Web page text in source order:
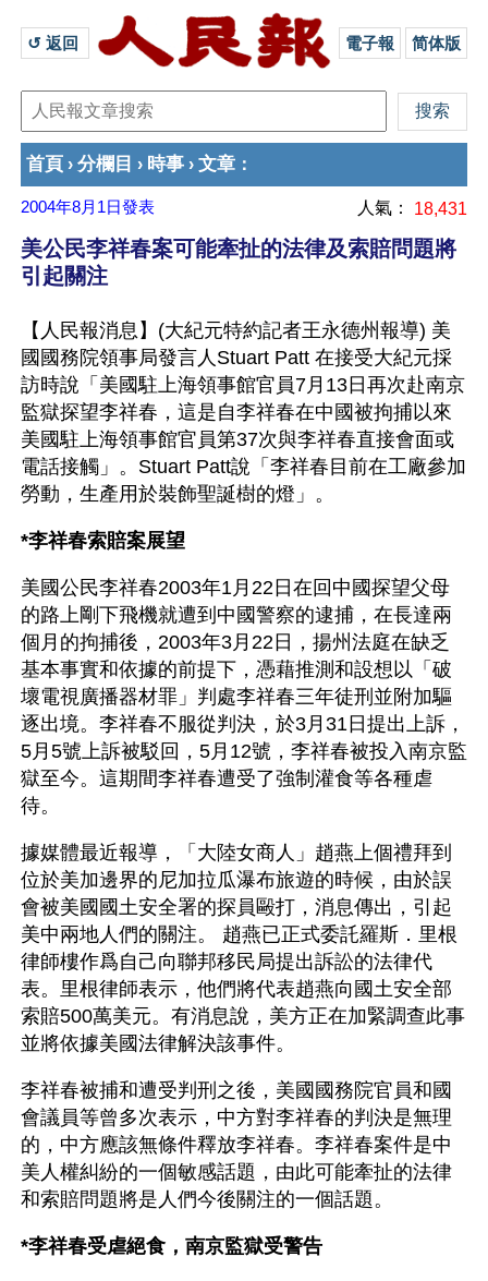
↺ 返回 電子報 简体版
首頁 › 分欄目 › 時事 › 文章 ：
2004年8月1日發表 人氣： 18,431
美公民李祥春案可能牽扯的法律及索賠問題將
引起關注
【人民報消息】(大紀元特約記者王永德州報導) 美
國國務院領事局發言人Stuart Patt 在接受大紀元採
訪時說「美國駐上海領事館官員7月13日再次赴南京
監獄探望李祥春，這是自李祥春在中國被拘捕以來
美國駐上海領事館官員第37次與李祥春直接會面或
電話接觸」。Stuart Patt說「李祥春目前在工廠參加
勞動，生產用於裝飾聖誕樹的燈」。
*李祥春索賠案展望
美國公民李祥春2003年1月22日在回中國探望父母
的路上剛下飛機就遭到中國警察的逮捕，在長達兩
個月的拘捕後，2003年3月22日，揚州法庭在缺乏
基本事實和依據的前提下，憑藉推測和設想以「破
壞電視廣播器材罪」判處李祥春三年徒刑並附加驅
逐出境。李祥春不服從判決，於3月31日提出上訴，
5月5號上訴被駁回，5月12號，李祥春被投入南京監
獄至今。這期間李祥春遭受了強制灌食等各種虐
待。
據媒體最近報導，「大陸女商人」趙燕上個禮拜到
位於美加邊界的尼加拉瓜瀑布旅遊的時候，由於誤
會被美國國土安全署的探員毆打，消息傳出，引起
美中兩地人們的關注。 趙燕已正式委託羅斯．里根
律師樓作爲自己向聯邦移民局提出訴訟的法律代
表。里根律師表示，他們將代表趙燕向國土安全部
索賠500萬美元。有消息說，美方正在加緊調查此事
並將依據美國法律解決該事件。
李祥春被捕和遭受判刑之後，美國國務院官員和國
會議員等曾多次表示，中方對李祥春的判決是無理
的，中方應該無條件釋放李祥春。李祥春案件是中
美人權糾紛的一個敏感話題，由此可能牽扯的法律
和索賠問題將是人們今後關注的一個話題。
*李祥春受虐絕食，南京監獄受警告